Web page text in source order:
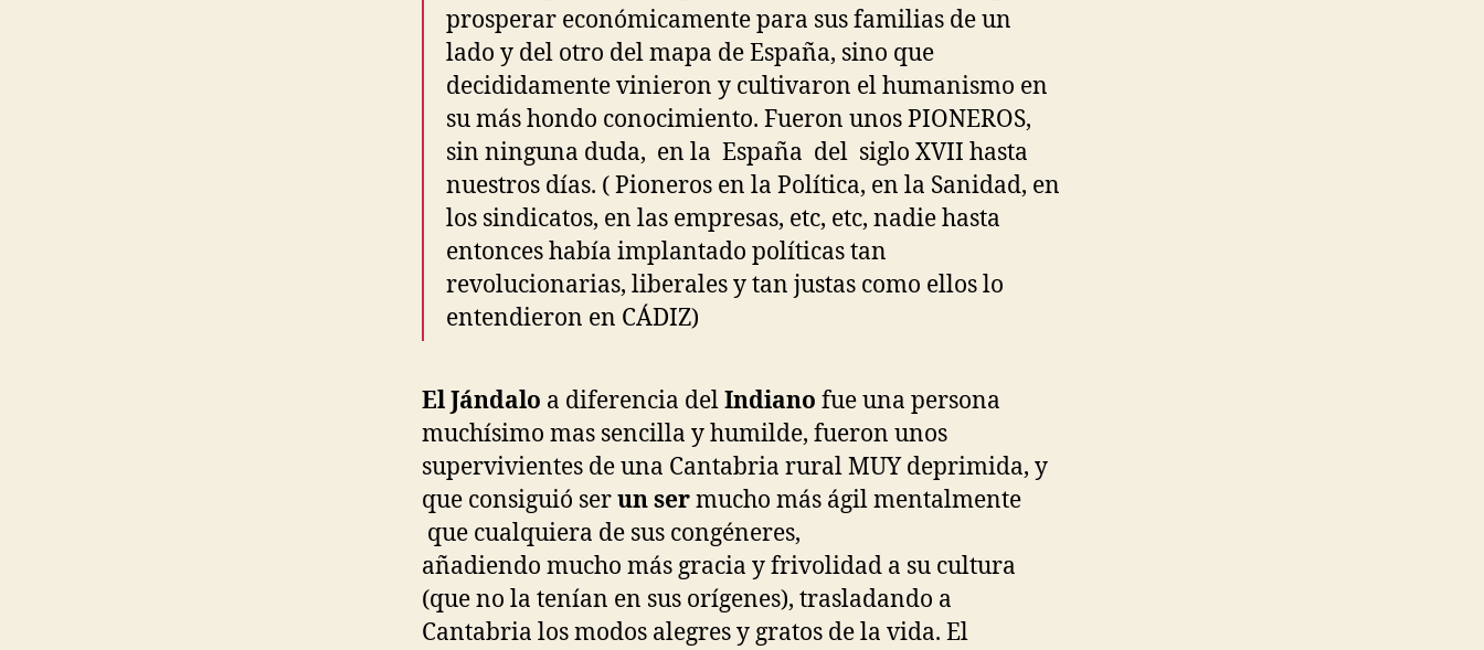
prosperar económicamente para sus familias de un
lado y del otro del mapa de España, sino que
decididamente vinieron y cultivaron el humanismo en
su más hondo conocimiento. Fueron unos PIONEROS,
sin ninguna duda, en la España del siglo XVII hasta
nuestros días. ( Pioneros en la Política, en la Sanidad, en
los sindicatos, en las empresas, etc, etc, nadie hasta
entonces había implantado políticas tan
revolucionarias, liberales y tan justas como ellos lo
entendieron en CÁDIZ)
El Jándalo a diferencia delIndiano fue una persona
muchísimo mas sencilla y humilde, fueron unos
supervivientes de una Cantabria rural MUY deprimida, y
que consiguió serun sermucho más ágil mentalmente
que cualquiera de sus congéneres,
añadiendo mucho más gracia y frivolidad a su cultura
(que no la tenían en sus orígenes), trasladando a
Cantabria los modos alegres y gratos de la vida. El